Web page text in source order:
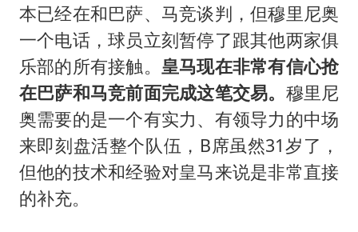
本已经在和巴萨、马竞谈判，但穆里尼奥
一个电话，球员立刻暂停了跟其他两家俱
乐部的所有接触。 皇马现在非常有信心抢
在巴萨和马竞前面完成这笔交易。 穆里尼
奥需要的是一个有实力、有领导力的中场
来即刻盘活整个队伍，B席虽然31岁了，
但他的技术和经验对皇马来说是非常直接
的补充。